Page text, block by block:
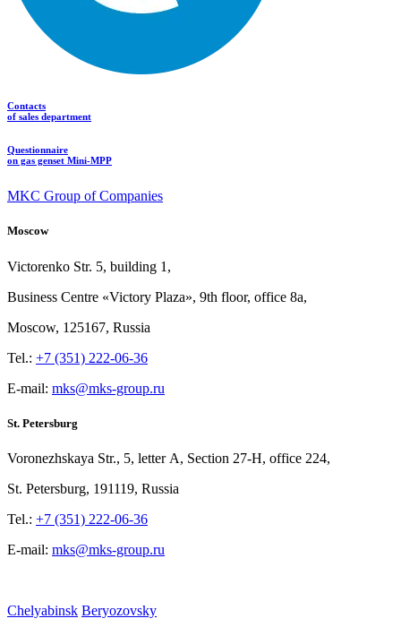
Contacts
of sales department
Questionnaire
on gas genset Mini-MPP
MKC Group of Companies
Moscow
Victorenko Str. 5, building 1,
Business Centre «Victory Plaza», 9th floor, office 8a,
Moscow, 125167, Russia
Tel.: +7 (351) 222-06-36
E-mail: mks@mks-group.ru
St. Petersburg
Voronezhskaya Str., 5, letter A, Section 27-Н, office 224,
St. Petersburg, 191119, Russia
Tel.: +7 (351) 222-06-36
E-mail: mks@mks-group.ru
Chelyabinsk Beryozovsky